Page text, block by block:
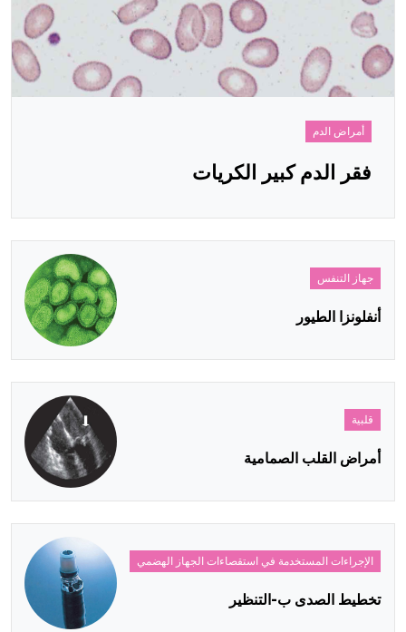
أمراض الدم
فقر الدم كبير الكريات
جهاز التنفس
أنفلونزا الطيور
قلبية
أمراض القلب الصمامية
الإجراءات المستخدمة في استقصاءات الجهاز الهضمي
تخطيط الصدى ب-التنظير